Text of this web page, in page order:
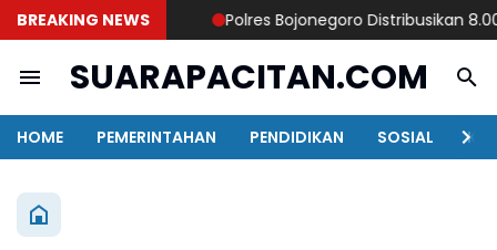
BREAKING NEWS Polres Bojonegoro Distribusikan 8.000
SUARAPACITAN.COM
HOME PEMERINTAHAN PENDIDIKAN SOSIAL